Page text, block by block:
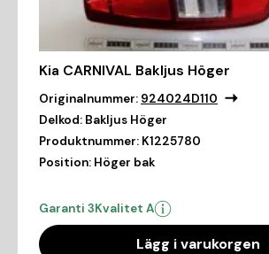
Kia CARNIVAL Bakljus Höger
Originalnummer: 924024D110
Delkod: Bakljus Höger
Produktnummer: K1225780
Position: Höger bak
Garanti 3Kvalitet A
Lägg i varukorgen